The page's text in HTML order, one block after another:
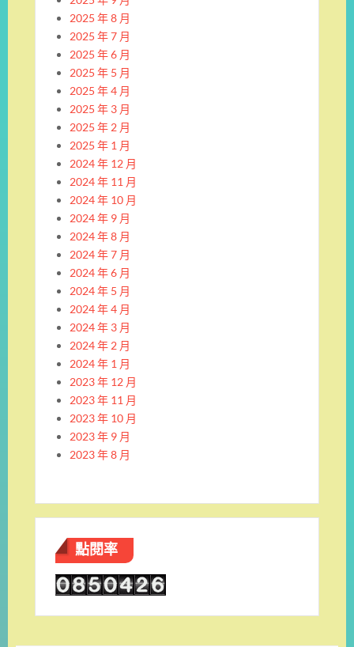
2025 年 8 月
2025 年 7 月
2025 年 6 月
2025 年 5 月
2025 年 4 月
2025 年 3 月
2025 年 2 月
2025 年 1 月
2024 年 12 月
2024 年 11 月
2024 年 10 月
2024 年 9 月
2024 年 8 月
2024 年 7 月
2024 年 6 月
2024 年 5 月
2024 年 4 月
2024 年 3 月
2024 年 2 月
2024 年 1 月
2023 年 12 月
2023 年 11 月
2023 年 10 月
2023 年 9 月
2023 年 8 月
點閱率